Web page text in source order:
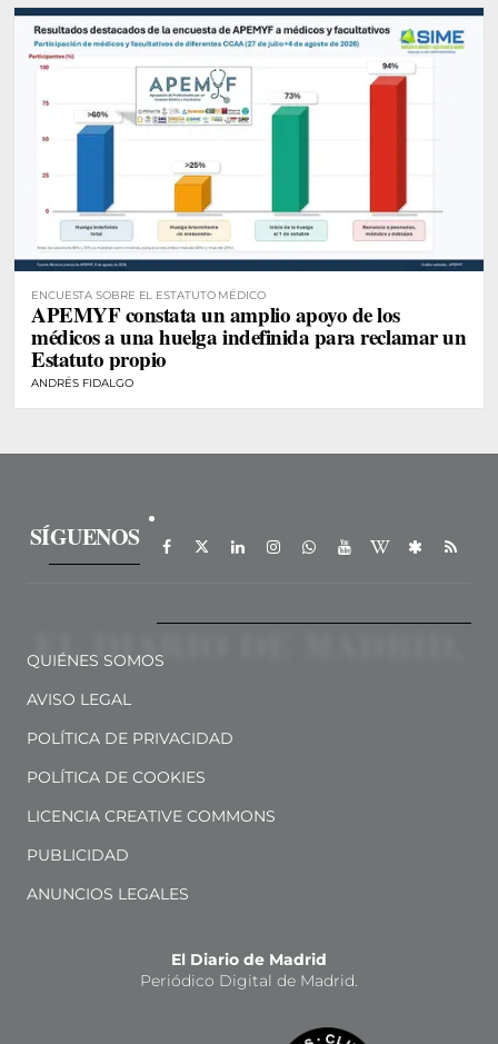
ENCUESTA SOBRE EL ESTATUTO MÉDICO
APEMYF constata un amplio apoyo de los
médicos a una huelga indefinida para reclamar un
Estatuto propio
ANDRÉS FIDALGO
SÍGUENOS
QUIÉNES SOMOS
AVISO LEGAL
POLÍTICA DE PRIVACIDAD
POLÍTICA DE COOKIES
LICENCIA CREATIVE COMMONS
PUBLICIDAD
ANUNCIOS LEGALES
El Diario de Madrid
Periódico Digital de Madrid.